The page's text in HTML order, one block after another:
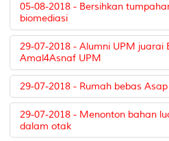
05-08-2018 - Bersihkan
biomediasi
29-07-2018 - Alumni UPM juarai
Amal4Asnaf UPM
29-07-2018 - Rumah bebas Asap
29-07-2018 - Menonton bahan
dalam otak